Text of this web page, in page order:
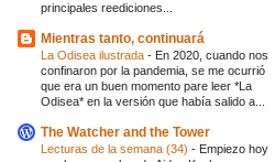
principales reediciones...
Mientras tanto, continuará
La Odisea ilustrada - En 2020, cuando nos
confinaron por la pandemia, se me ocurrió
que era un buen momento pare leer *La
Odisea* en la versión que había salido a...
The Watcher and the Tower
Lecturas de la semana (34) - Empiezo hoy